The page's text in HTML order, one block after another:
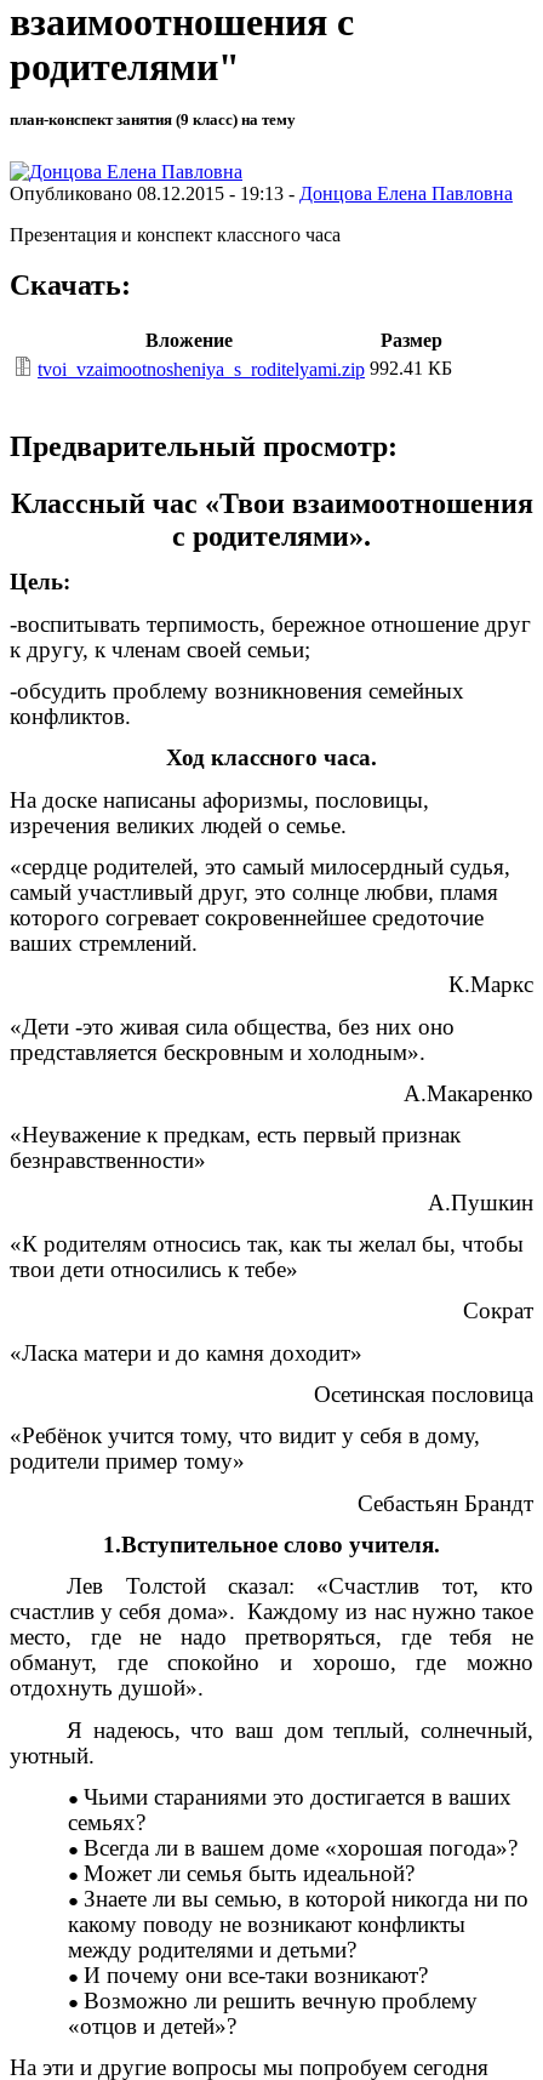
взаимоотношения с
родителями"
план-конспект занятия (9 класс) на тему
Опубликовано 08.12.2015 - 19:13 - Донцова Елена Павловна
Презентация и конспект классного часа
Скачать:
Вложение
Размер
tvoi_vzaimootnosheniya_s_roditelyami.zip 992.41 КБ
Предварительный просмотр:
Классный час «Твои взаимоотношения
с родителями».
Цель:
-воспитывать терпимость, бережное отношение друг
к другу, к членам своей семьи;
-обсудить проблему возникновения семейных
конфликтов.
Ход классного часа.
На доске написаны афоризмы, пословицы,
изречения великих людей о семье.
«сердце родителей, это самый милосердный судья,
самый участливый друг, это солнце любви, пламя
которого согревает сокровеннейшее средоточие
ваших стремлений.
К.Маркс
«Дети -это живая сила общества, без них оно
представляется бескровным и холодным».
А.Макаренко
«Неуважение к предкам, есть первый признак
безнравственности»
А.Пушкин
«К родителям относись так, как ты желал бы, чтобы
твои дети относились к тебе»
Сократ
«Ласка матери и до камня доходит»
Осетинская пословица
«Ребёнок учится тому, что видит у себя в дому,
родители пример тому»
Себастьян Брандт
1.Вступительное слово учителя.
Лев Толстой сказал: «Счастлив тот, кто
счастлив у себя дома». Каждому из нас нужно такое
место, где не надо претворяться, где тебя не
обманут, где спокойно и хорошо, где можно
отдохнуть душой».
Я надеюсь, что ваш дом теплый, солнечный,
уютный.
Чьими стараниями это достигается в ваших
семьях?
Всегда ли в вашем доме «хорошая погода»?
Может ли семья быть идеальной?
Знаете ли вы семью, в которой никогда ни по
какому поводу не возникают конфликты
между родителями и детьми?
И почему они все-таки возникают?
Возможно ли решить вечную проблему
«отцов и детей»?
На эти и другие вопросы мы попробуем сегодня